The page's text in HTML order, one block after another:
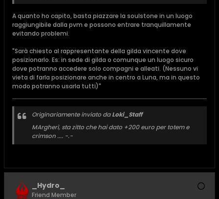
A quanto ho capito, basta piazzare la soulstone in un luogo
raggiungibile dalla pvm e possono entrare tranquillamente
evitando problemi.
"Sarà chiesto al rappresentante della gilda vincente dove
posizionarlo. Es: in sede di gilda o comunque un luogo sicuro
dove potranno accedere solo compagni e alleati. (Nessuno vi
vieta di farla posizionare anche in centro a Luna, ma in questo
modo potranno usarla tutti)"
Originariamente inviato daLoki_Staff
MArgherì, sta zitto che hai dato +200 euro per totem e
crimson .... -.-
_Hydro_
Friend Member